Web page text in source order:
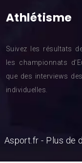
Athlétisme
Suivez les résultats
les championnats
que des interviews
individuelles.
Asport.fr - Plus de